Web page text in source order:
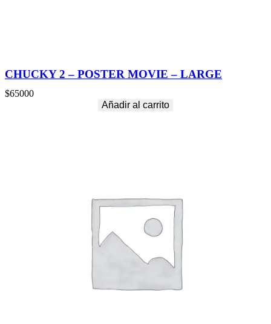
CHUCKY 2 – POSTER MOVIE – LARGE
$65000
Añadir al carrito